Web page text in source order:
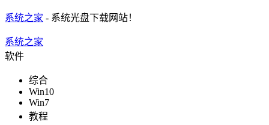
系统之家 - 系统光盘下载网站！
系统之家
软件
综合
Win10
Win7
教程